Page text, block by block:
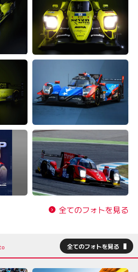
全てのフォトを見る
全てのフォトを見る